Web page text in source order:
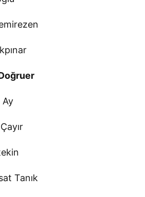
Ay
Tanık